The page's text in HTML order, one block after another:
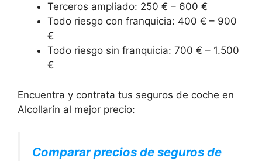
Terceros ampliado: 250 € – 600 €
Todo riesgo con franquicia: 400 € – 900
€
Todo riesgo sin franquicia: 700 € – 1.500
€
Encuentra y contrata tus seguros de coche en
Alcollarín al mejor precio:
Comparar precios de seguros de